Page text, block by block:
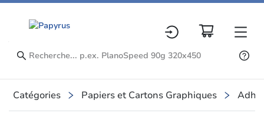
Catégories Papiers et Cartons Graphiques